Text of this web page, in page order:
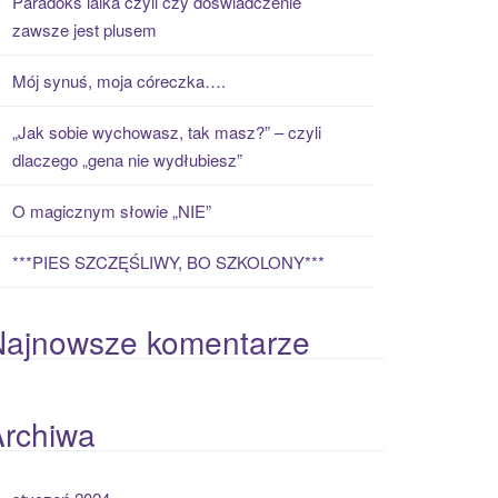
zawsze jest plusem
Mój synuś, moja córeczka….
„Jak sobie wychowasz, tak masz?” – czyli
dlaczego „gena nie wydłubiesz”
O magicznym słowie „NIE”
***PIES SZCZĘŚLIWY, BO SZKOLONY***
komentarze